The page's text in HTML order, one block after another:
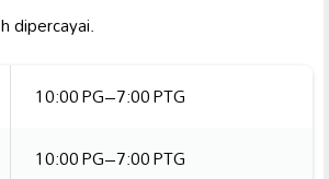
dipercayai.
10:00 PG–7:00 PTG
10:00 PG–7:00 PTG